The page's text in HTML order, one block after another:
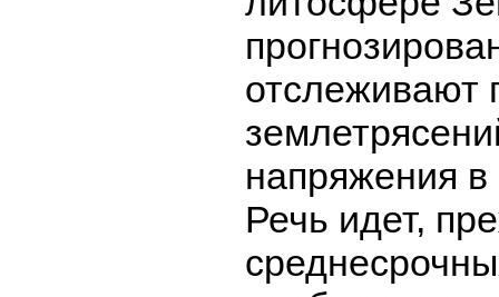
отслеживают
напряжения
Речь идет,